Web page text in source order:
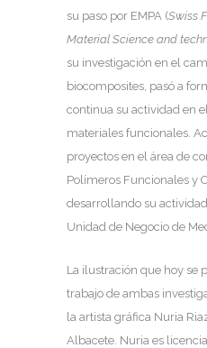
su paso por EMPA (Swiss
Material Science and
su investigación en el
biocomposites, pasó a
continua su actividad en
materiales funcionales.
proyectos en el área de
Polímeros Funcionales y
desarrollando su
Unidad de Negocio de
La ilustración que hoy se
trabajo de ambas
la artista gráfica Nuria
Albacete. Nuria es